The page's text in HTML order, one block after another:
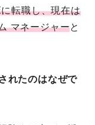
転職し、現在は
マネージャーと
れたのはなぜで